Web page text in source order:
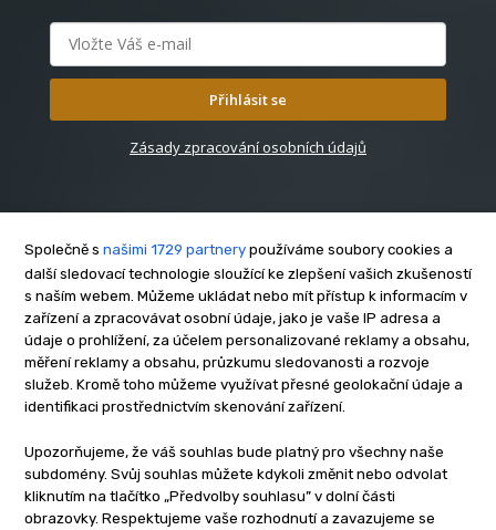
Přihlásit se
Zásady zpracování osobních údajů
O nás
Kontakt
Reklama
Zásady soukromí
Cookies
Etický kodex
Redakce
Společně s našimi 1729 partnery používáme soubory cookies a
další sledovací technologie sloužící ke zlepšení vašich zkušeností
s naším webem. Můžeme ukládat nebo mít přístup k informacím v
zařízení a zpracovávat osobní údaje, jako je vaše IP adresa a
údaje o prohlížení, za účelem personalizované reklamy a obsahu,
měření reklamy a obsahu, průzkumu sledovanosti a rozvoje
služeb. Kromě toho můžeme využívat přesné geolokační údaje a
identifikaci prostřednictvím skenování zařízení.
Upozorňujeme, že váš souhlas bude platný pro všechny naše
subdomény. Svůj souhlas můžete kdykoli změnit nebo odvolat
kliknutím na tlačítko „Předvolby souhlasu” v dolní části
obrazovky. Respektujeme vaše rozhodnutí a zavazujeme se